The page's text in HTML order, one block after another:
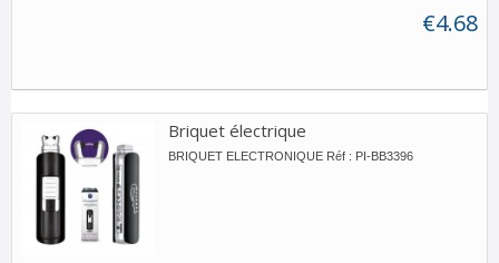
€4.68
Briquet électrique
BRIQUET ELECTRONIQUE Réf : PI-BB3396